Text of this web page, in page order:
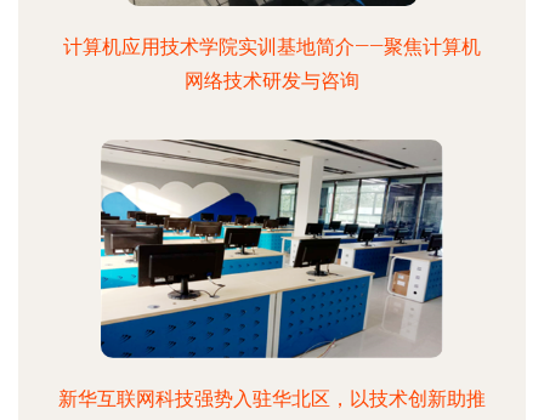
计算机应用技术学院实训基地简介——聚焦计算机
网络技术研发与咨询
新华互联网科技强势入驻华北区，以技术创新助推